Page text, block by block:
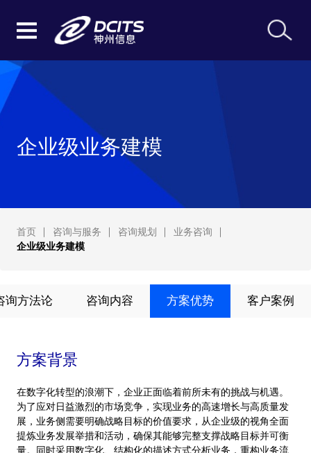
企业级业务建模
首页 咨询与服务 咨询规划
业务咨询
企业级业务建模
询方法论 咨询内容 方案优势 客户案例
方案背景
在数字化转型的浪潮下，企业正面临着前所未有的挑战与机遇。
为了应对日益激烈的市场竞争，实现业务的高速增长与高质量发
展，业务侧需要明确战略目标的价值要求，从企业级的视角全面
提炼业务发展举措和活动，确保其能够完整支撑战略目标并可衡
量。同时采用数字化、结构化的描述方式分析业务，重构业务流